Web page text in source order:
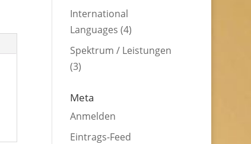
International
Languages (4)
Spektrum / Leistungen
(3)
Meta
Anmelden
Eintrags-Feed